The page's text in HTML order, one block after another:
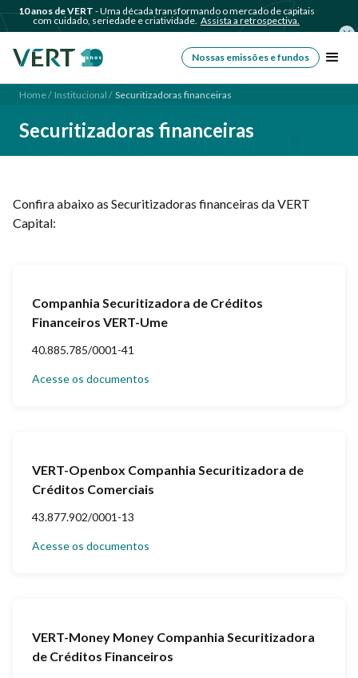
10 anos de VERT - Uma década transformando o mercado de capitais
com cuidado, seriedade e criatividade. Assista a retrospectiva.
Nossas emissões e fundos
Home / Institucional / Securitizadoras financeiras
Securitizadoras financeiras
Confira abaixo as Securitizadoras financeiras da VERT
Capital:
Companhia Securitizadora de Créditos
Financeiros VERT-Ume
40.885.785/0001-41
Acesse os documentos
VERT-Openbox Companhia Securitizadora de
Créditos Comerciais
43.877.902/0001-13
Acesse os documentos
VERT-Money Money Companhia Securitizadora
de Créditos Financeiros